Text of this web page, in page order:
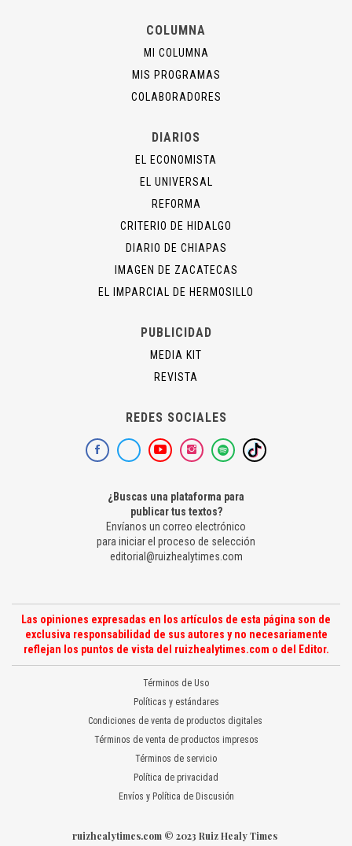
COLUMNA
MI COLUMNA
MIS PROGRAMAS
COLABORADORES
DIARIOS
EL ECONOMISTA
EL UNIVERSAL
REFORMA
CRITERIO DE HIDALGO
DIARIO DE CHIAPAS
IMAGEN DE ZACATECAS
EL IMPARCIAL DE HERMOSILLO
PUBLICIDAD
MEDIA KIT
REVISTA
REDES SOCIALES
¿Buscas una plataforma para
publicar tus textos?
Envíanos un correo electrónico
para iniciar el proceso de selección
editorial@ruizhealytimes.com
Las opiniones expresadas en los artículos de esta página son de
exclusiva responsabilidad de sus autores y no necesariamente
reflejan los puntos de vista del ruizhealytimes.com o del Editor.
Términos de Uso
Políticas y estándares
Condiciones de venta de productos digitales
Términos de venta de productos impresos
Términos de servicio
Política de privacidad
Envíos y Política de Discusión
ruizhealytimes.com © 2023 Ruiz Healy Times